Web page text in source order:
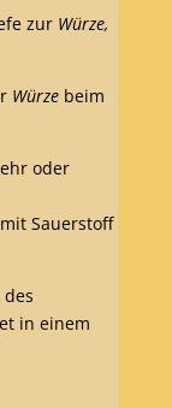
zur Würze,
Würzebeim
oder
Sauerstoff
des
in einem